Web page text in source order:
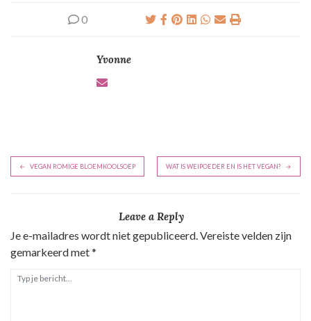
0
Yvonne
B
c
h
VEGAN ROMIGE BLOEMKOOLSOEP WAT IS WEIPOEDER EN IS HET VEGAN?
Leave a Reply
Je e-mailadres wordt niet gepubliceerd. Vereiste velden zijn
gemarkeerd met*